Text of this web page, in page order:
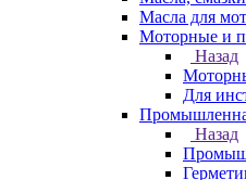
Масла для
Моторные и
Назад
Для
Назад